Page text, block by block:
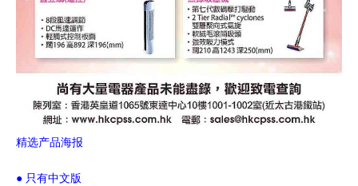
精选产品海报
● 只有中文版